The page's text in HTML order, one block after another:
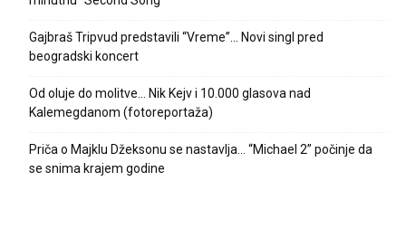
Gajbraš Tripvud predstavili “Vreme”… Novi singl pred
beogradski koncert
Od oluje do molitve… Nik Kejv i 10.000 glasova nad
Kalemegdanom (fotoreportaža)
Priča o Majklu Džeksonu se nastavlja… “Michael 2” počinje da
se snima krajem godine